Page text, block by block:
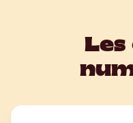
Les